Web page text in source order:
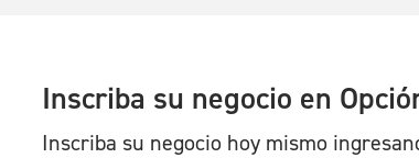
Inscriba su negocio en
Inscriba su negocio hoy mismo